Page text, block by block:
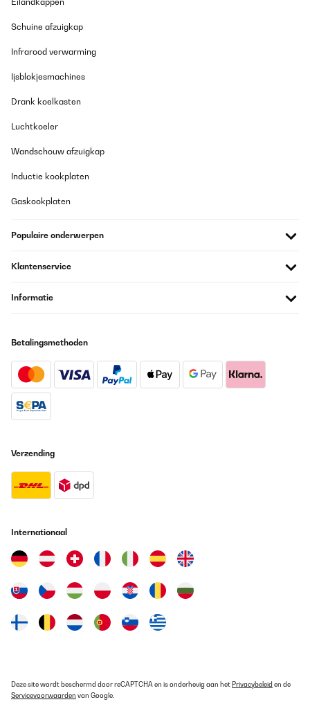
Schuine afzuigkap
Infrarood verwarming
Ijsblokjesmachines
Drank koelkasten
Luchtkoeler
Wandschouw afzuigkap
Inductie kookplaten
Gaskookplaten
Populaire onderwerpen
Klantenservice
Informatie
Betalingsmethoden
Verzending
Internationaal
Deze site wordt beschermd door reCAPTCHA en is onderhevig aan het Privacybeleid en de
Servicevoorwaarden van Google.